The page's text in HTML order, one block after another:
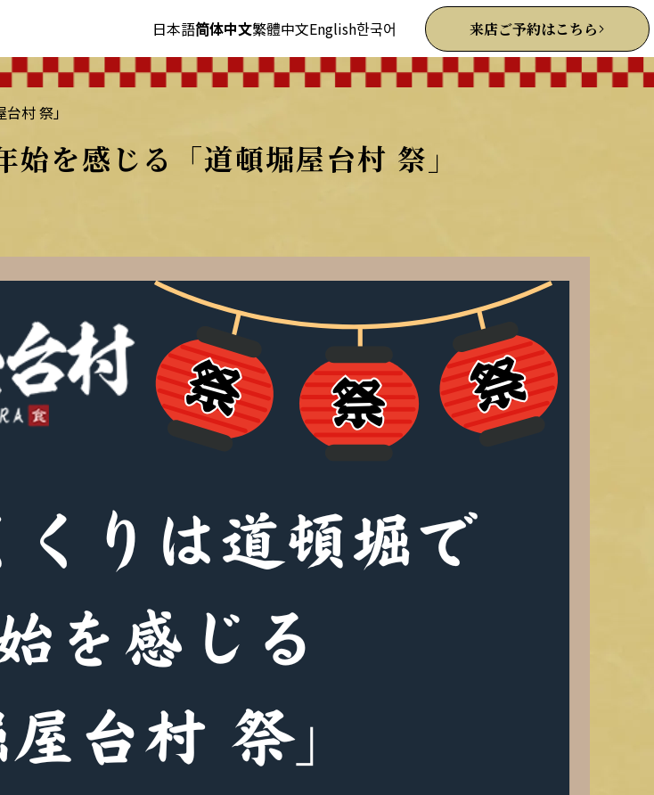
日本語简体中文繁體中文English한국어 来店ご予約はこちら
村 祭」
を感じる「道頓堀屋台村 祭」